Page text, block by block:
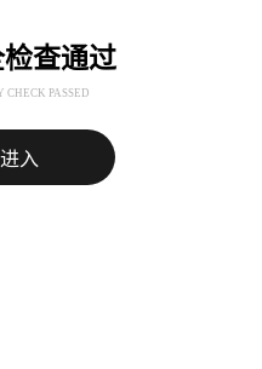
查通过
CHECK PASSED
入